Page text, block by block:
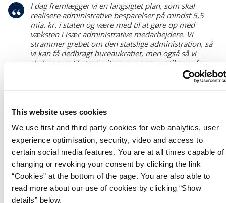
This website uses cookies
We use first and third party cookies for web analytics, user
experience optimisation, security, video and access to
certain social media features. You are at all times capable of
changing or revoking your consent by clicking the link
“Cookies” at the bottom of the page. You are also able to
read more about our use of cookies by clicking “Show
details” below.
I dag fremlægger vi en langsigtet plan, som skal
realisere administrative besparelser på mindst 5,5
mia. kr. i staten og være med til at gøre op med
væksten i især administrative medarbejdere. Vi
strammer grebet om den statslige administration, så
vi kan få nedbragt bureaukratiet, men også så vi
skaber rum til at prioritere nye opgaver til gavn for
borgerne. Det er sund fornuft. Samtidig er det helt
afgørende, at vi arbejder langsigtet og systematisk, så
De penge, vi indbetaler i skat, skal vi bruge på
borgerne, virksomhederne, fællesskaberne og der,
hvor de gør mest gavn, ikke ved skrivebordene. Vi vil
sætte den offentlige sektor fri med mindre
bureaukrati, mindre tilsyn samt færre statslige regler
og krav. Vi skal løse opgaverne smartere, blandt andet